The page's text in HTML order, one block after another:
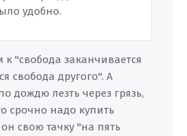
удобно.
"свобода заканчивается
свобода другого". А
дождю лезть через грязь,
срочно надо купить
свою тачку "на пять